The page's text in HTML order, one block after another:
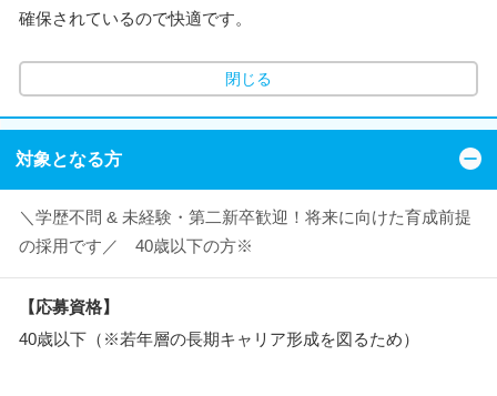
確保されているので快適です。
閉じる
対象となる方
＼学歴不問 & 未経験・第二新卒歓迎！将来に向けた育成前提
の採用です／ 40歳以下の方※
【応募資格】
40歳以下（※若年層の長期キャリア形成を図るため）